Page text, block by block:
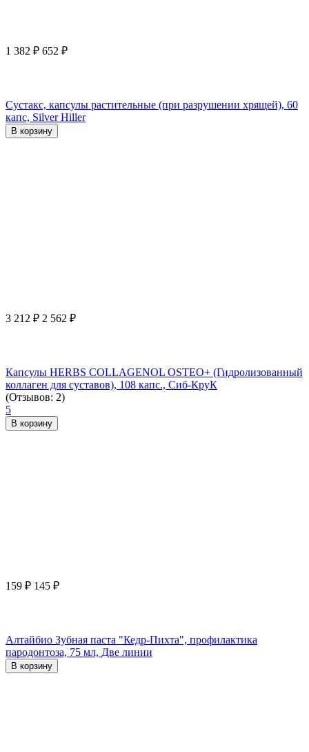
1 382 ₽ 652 ₽
Сустакс, капсулы растительные (при разрушении хрящей), 60
капс, Silver Hiller
В корзину
3 212 ₽ 2 562 ₽
Капсулы HERBS COLLAGENOL OSTEO+ (Гидролизованный
коллаген для суставов), 108 капс., Сиб-КруК
(Отзывов: 2)
5
В корзину
159 ₽ 145 ₽
Алтайбио Зубная паста "Кедр-Пихта", профилактика
пародонтоза, 75 мл, Две линии
В корзину